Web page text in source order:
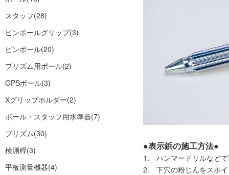
スタッフ(28)
ピンポールグリップ(3)
ピンポール(20)
プリズム用ポール(2)
GPSポール(3)
Xグリップホルダー(2)
ポール・スタッフ用水準器(7)
プリズム(30)
検測桿(3)
平板測量機器(4)
●表示鋲の施工方法●
1. ハンマードリルなどで
2. 下穴の粉じんをスポイ